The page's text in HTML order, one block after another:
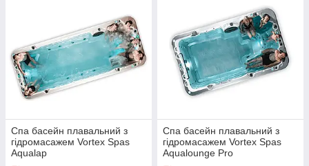
Спа басейн плавальний з
гідромасажем Vortex Spas
Aqualap
Спа басейн плавальний з
гідромасажем Vortex Spas
Aqualounge Pro